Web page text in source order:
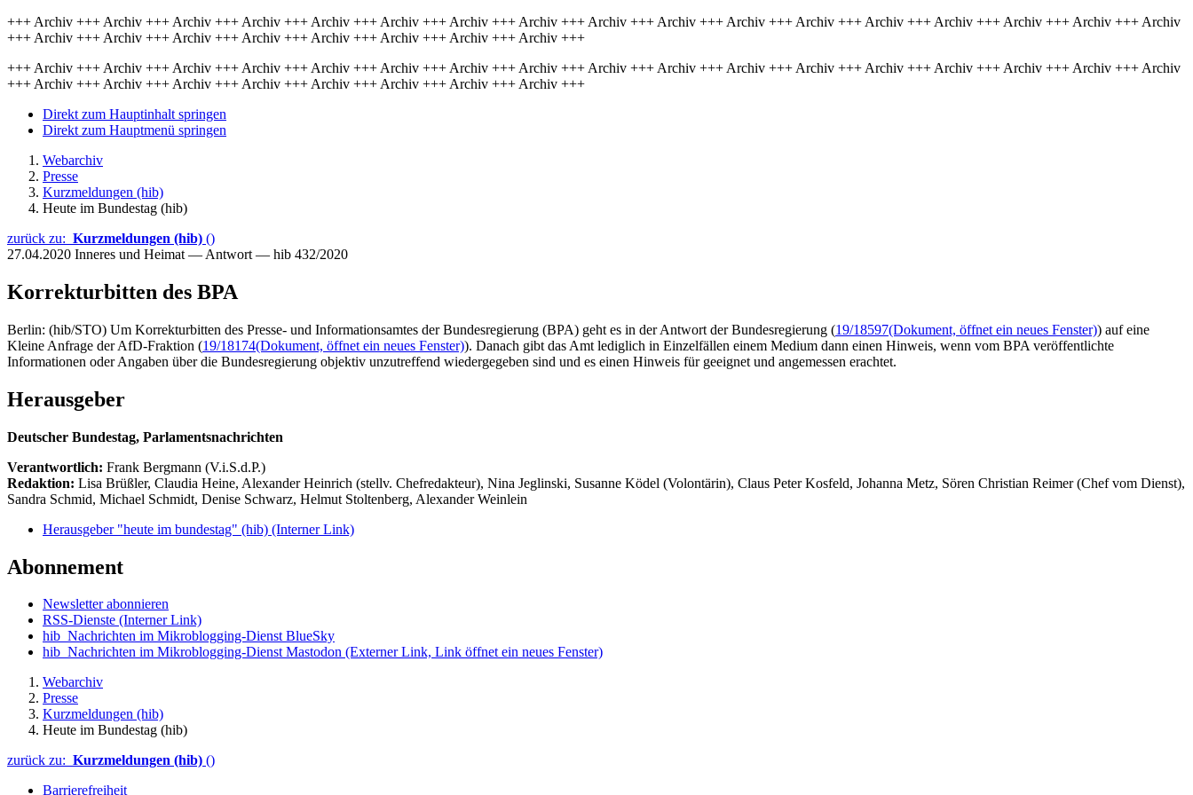
+++ Archiv +++ Archiv +++ Archiv +++ Archiv +++ Archiv +++ Archiv +++ Archiv +++ Archiv +++ Archiv +++ Archiv +++ Archiv +++ Archiv +++ Archiv +++ Archiv +++ Archiv +++ Archiv +++ Archiv
+++ Archiv +++ Archiv +++ Archiv +++ Archiv +++ Archiv +++ Archiv +++ Archiv +++ Archiv +++
+++ Archiv +++ Archiv +++ Archiv +++ Archiv +++ Archiv +++ Archiv +++ Archiv +++ Archiv +++ Archiv +++ Archiv +++ Archiv +++ Archiv +++ Archiv +++ Archiv +++ Archiv +++ Archiv +++ Archiv
+++ Archiv +++ Archiv +++ Archiv +++ Archiv +++ Archiv +++ Archiv +++ Archiv +++ Archiv +++
Direkt zum Hauptinhalt springen
Direkt zum Hauptmenü springen
Webarchiv
Presse
Kurzmeldungen (hib)
Heute im Bundestag (hib)
zurück zu: Kurzmeldungen (hib) ()
27.04.2020 Inneres und Heimat — Antwort — hib 432/2020
Korrekturbitten des BPA
Berlin: (hib/STO) Um Korrekturbitten des Presse- und Informationsamtes der Bundesregierung (BPA) geht es in der Antwort der Bundesregierung (19/18597(Dokument, öffnet ein neues Fenster)) auf eine
Kleine Anfrage der AfD-Fraktion (19/18174(Dokument, öffnet ein neues Fenster)). Danach gibt das Amt lediglich in Einzelfällen einem Medium dann einen Hinweis, wenn vom BPA veröffentlichte
Informationen oder Angaben über die Bundesregierung objektiv unzutreffend wiedergegeben sind und es einen Hinweis für geeignet und angemessen erachtet.
Herausgeber
Deutscher Bundestag, Parlamentsnachrichten
Verantwortlich: Frank Bergmann (V.i.S.d.P.)
Redaktion: Lisa Brüßler, Claudia Heine, Alexander Heinrich (stellv. Chefredakteur), Nina Jeglinski, Susanne Ködel (Volontärin), Claus Peter Kosfeld, Johanna Metz, Sören Christian Reimer (Chef vom Dienst),
Sandra Schmid, Michael Schmidt, Denise Schwarz, Helmut Stoltenberg, Alexander Weinlein
Herausgeber "heute im bundestag" (hib) (Interner Link)
Abonnement
Newsletter abonnieren
RSS-Dienste (Interner Link)
hib_Nachrichten im Mikroblogging-Dienst BlueSky
hib_Nachrichten im Mikroblogging-Dienst Mastodon (Externer Link, Link öffnet ein neues Fenster)
Webarchiv
Presse
Kurzmeldungen (hib)
Heute im Bundestag (hib)
zurück zu: Kurzmeldungen (hib) ()
Barrierefreiheit